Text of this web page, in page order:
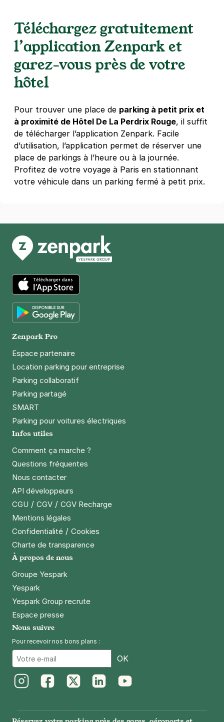
19 rue Rebeval
75019Paris
4,2(485 avis)
2,50 €/heure,21 €/jour,65 €/semaine(tarifs dégressifs)
Réserver
Paris - Buttes-Chaumont - Mairie du
19e
76 avenue Secrétan
(346 avis)
Paris - Porte des Lilas - Télégraphe
99 rue Haxo
75020Paris
2,50 €/heure,20 €/jour,
Réserver
Paris - Saint-Fargeau - Cimetière de
2,50 € /heure,20 €/jour,65 €/semaine
Réserver
+ Abonnements disponibles
89/91 rue Pelleport
75020Paris
Réserver
+ Abonnements disponibles
Fargeau
4,3(290 avis)
2,50 €/heure,20 €/jour,65 €/semaine
Réserver
+ Abonnements disponibles
Paris - Père Lachaise - Duris
Téléchargez gratuitement
l’application Zenpark et
garez-vous près de votre
hôtel
Pour trouver une place de parking à petit prix et
à proximité de Hôtel De La Perdrix Rouge, il suffit
de télécharger l’application Zenpark. Facile
d’utilisation, l’application permet de réserver une
place de parkings à l’heure ou à la journée.
Profitez de votre voyage à Paris en stationnant
votre véhicule dans un parking fermé à petit prix.
App Store
Zenpark Pro
Espace partenaire
Location parking pour entreprise
Parking collaboratif
Parking partagé
SMART
Parking pour voitures électriques
Infos utiles
Comment ça marche ?
Questions fréquentes
Nous contacter
API développeurs
CGU / CGV / CGV Recharge
Mentions légales
Confidentialité / Cookies
Charte de transparence
À propos de nous
Groupe Yespark
Yespark
Yespark Group recrute
Espace presse
Nous suivre
Pour recevoir nos bons plans :
OK